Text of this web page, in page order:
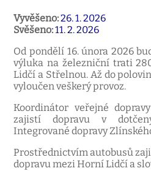
Vyvěšeno:26. 1. 2026
Svěšeno:11. 2. 2026
Od pondělí 16. února 2026
výluka na železniční trati
Lidčí a Střelnou. Až do
vyloučen veškerý provoz.
Koordinátor veřejné
zajistí dopravu v
Integrované dopravy
Prostřednictvím autobusů
dopravu mezi Horní Lidčí a